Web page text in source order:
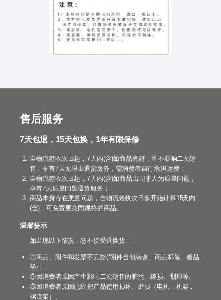
售后服务
7天包退，15天包换，1年有限保修
自物流签收次日起，7天内(含)如商品完好，且不影响二次销
售，享有7天无理由退货服务，需消费者自行承担运费；
自物流签收次日起，7天内(含)如商品出现非人为质量问题，
享有7天质量问题退货服务；
商品本身存在质量问题，自物流签收次日起开始计算15天内
(含)，可免费更换同规格的商品。
温馨提示
如出现以下情况，恕不接受退换货：
①商品、附件和发票不完整(*附件含包装盒、商品标签、赠品
等)；
②因消费者原因产生影响二次销售的脏污、破损、划痕等。
③因消费者原因已经把产品使用损坏、磨损（电机，机架，
螺旋桨）。